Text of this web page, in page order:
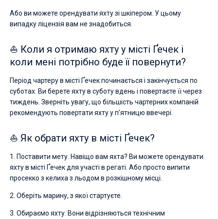
Або ви можете орендувати яхту зі шкіпером. У цьому
випадку ліцензія вам не знадобиться.
⛵ Коли я отримаю яхту у місті Ґечек і
коли мені потрібно буде її повернути?
Період чартеру в місті Ґечек починається і закінчується по
суботах. Ви берете яхту в суботу вдень і повертаєте її через
тиждень. Зверніть увагу, що більшість чартерних компаній
рекомендують повертати яхту у п'ятницю ввечері.
⛵ Як обрати яхту в місті Ґечек?
1. Поставити мету. Навіщо вам яхта? Ви можете орендувати
яхту в місті Ґечек для участі в регаті. Або просто випити
просекко з келиха з льодом в розкішному місці.
2. Оберіть марину, з якої стартуєте.
3. Обираємо яхту. Вони відрізняються технічним